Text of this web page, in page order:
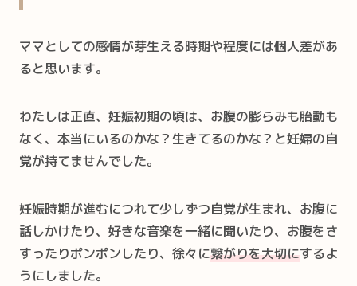
ママとしての感情が芽生える時期や程度には個人差があ
ると思います。
わたしは正直、妊娠初期の頃は、お腹の膨らみも胎動も
なく、本当にいるのかな？生きてるのかな？と妊婦の自
覚が持てませんでした。
妊娠時期が進むにつれて少しずつ自覚が生まれ、お腹に
話しかけたり、好きな音楽を一緒に聞いたり、お腹をさ
すったりポンポンしたり、徐々に繋がりを大切にするよ
うにしました。